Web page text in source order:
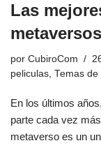
Las
metaversos
por CubiroCom
peliculas, Temas de
En los últimos
parte cada vez
metaverso es un